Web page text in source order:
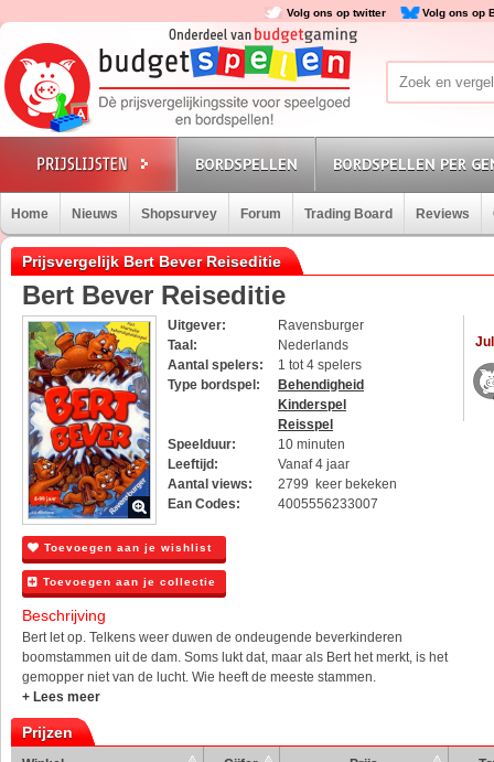
Volg ons op twitter Volg ons op
BORDSPELLEN BORDSPELLEN PER
Home Nieuws Shopsurvey Forum Trading Board Reviews
Prijsvergelijk Bert Bever Reiseditie
Bert Bever Reiseditie
Uitgever:
Ravensburger
Taal:
Nederlands
Aantal spelers:
1 tot 4 spelers
Type bordspel:
Behendigheid
Kinderspel
Reisspel
Speelduur:
10 minuten
Leeftijd:
Vanaf 4 jaar
Aantal views:
2799 keer bekeken
Ean Codes:
4005556233007
Toevoegen aan je wishlist
Toevoegen aan je collectie
Beschrijving
Bert let op. Telkens weer duwen de ondeugende beverkinderen
boomstammen uit de dam. Soms lukt dat, maar als Bert het merkt, is het
gemopper niet van de lucht. Wie heeft de meeste stammen.
+ Lees meer
Prijzen